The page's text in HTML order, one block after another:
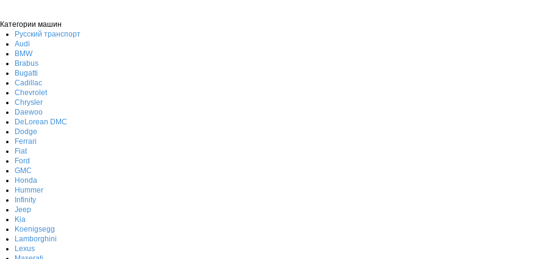
Категории машин
Русский транспорт
Audi
BMW
Brabus
Bugatti
Cadillac
Chevrolet
Chrysler
Daewoo
DeLorean DMC
Dodge
Ferrari
Fiat
Ford
GMC
Honda
Hummer
Infinity
Jeep
Kia
Koenigsegg
Lamborghini
Lexus